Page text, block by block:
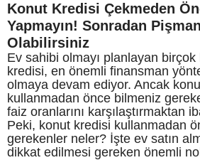
Konut Kredisi Çekmeden
Yapmayın! Sonradan Pişman
Olabilirsiniz
Ev sahibi olmayı planlayan
kredisi, en önemli finansman
olmaya devam ediyor. Ancak
kullanmadan önce bilmeniz
faiz oranlarını karşılaştırmaktan
Peki, konut kredisi kullanmadan
gerekenler neler? İşte ev satın
dikkat edilmesi gereken önemli